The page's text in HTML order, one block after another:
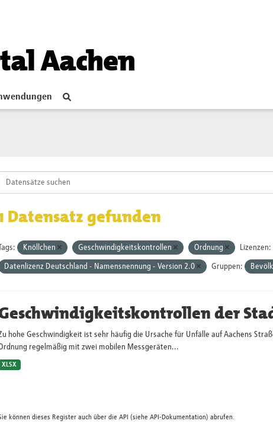
Aachen
Datensatz gefunden
Tags: Knöllchen Geschwindigkeitskontrollen Ordnung Lizenzen:
Datenlizenz Deutschland - Namensnennung - Version 2.0 Gruppen:
der
hohe Geschwindigkeit ist sehr häufig die Ursache für Unfälle auf Aachens
regelmäßig mit zwei mobilen Messgeräten...
XLSX
können dieses Register auch über die API (siehe API-Dokumentation) abrufen.